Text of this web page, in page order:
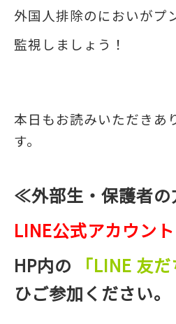
外国人排除のにおいがプ
監視しましょう！
本日もお読みいただきあ
す。
≪外部生・保護者
LINE公式アカウント
HP内の
「LINE 友だ
ひご参加ください。